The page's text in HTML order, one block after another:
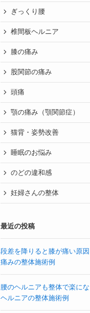
ぎっくり腰
椎間板ヘルニア
膝の痛み
股関節の痛み
頭痛
顎の痛み（顎関節症）
猫背・姿勢改善
睡眠のお悩み
のどの違和感
妊婦さんの整体
最近の投稿
段差を降りると膝が痛い原
痛みの整体施術例
腰のヘルニアも整体で楽に
ヘルニアの整体施術例